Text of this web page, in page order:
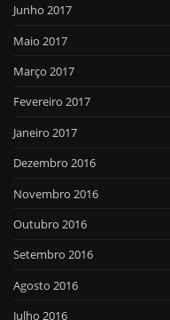
Junho 2017
Maio 2017
Março 2017
Fevereiro 2017
Janeiro 2017
Dezembro 2016
Novembro 2016
Outubro 2016
Setembro 2016
Agosto 2016
Julho 2016